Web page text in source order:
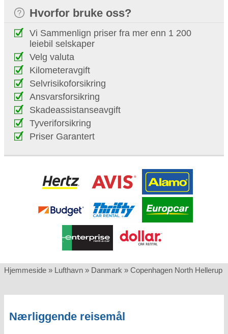
Hvorfor bruke oss?
Vi Sammenlign priser fra mer enn 1 200
leiebil selskaper
Velg valuta
Kilometeravgift
Selvrisikoforsikring
Ansvarsforsikring
Skadeassistanseavgift
Tyveriforsikring
Priser Garantert
Hjemmeside » Lufthavn » Danmark » Copenhagen North Hellerup
Nærliggende reisemål